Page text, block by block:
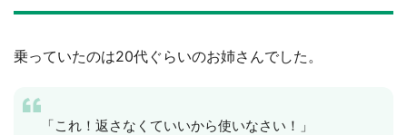
乗っていたのは20代ぐらいのお姉さんでした。
「これ！返さなくていいから使いなさい！」